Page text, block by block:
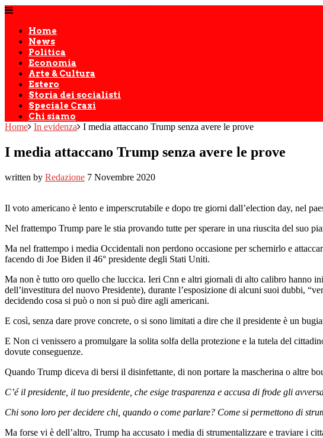
Home
News
Politica
Economia
Arte & Cultura
Estero
Storia dei socialisti
Speciale Craxi
Chi siamo
Home In evidenza I media attaccano Trump senza avere le prove
I media attaccano Trump senza avere le prove
written by Redazione 7 Novembre 2020
Il voto americano è lento e imperscrutabile e dopo tre giorni dall’election day, nel
Nel frattempo Trump pare le stia provando tutte per sperare in una riuscita del suo
Ma nel frattempo i media Occidentali non perdono occasione per schernirlo e
facendo di Joe Biden il 46° presidente degli Stati Uniti.
Ma non è tutto oro quello che luccica. Ieri Cnn e altri giornali di alto calibro hanno
dell’investitura del nuovo Presidente), durante l’esposizione di alcuni suoi dubbi,
decidendo cosa si può o non si può dire agli americani.
E così, senza dare prove concrete, o si sono limitati a dire che il presidente è un
E Non ci venissero a promulgare la solita solfa della protezione e la tutela del
dovute conseguenze.
Quando Trump diceva di bersi il disinfettante, di non portare la mascherina o altre
C’é il presidente, il tuo presidente, che esige trasparenza e accusa di frode gli
Chi sono loro per decidere chi, quando o come parlare? Come si permettono di
Ma forse vi è dell’altro, Trump ha accusato i media di strumentalizzare e traviare i